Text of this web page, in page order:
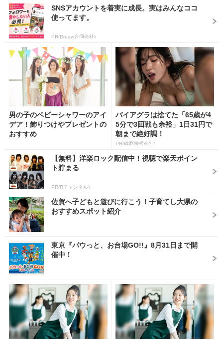
SNSアカウントを着実に成長。実はみんなココ
使ってます。
PR(Dreaw合同会社)
男の子のベビーシャワーのアイ
デア！飾りつけやプレゼントの
おすすめ
バイアグラは捨てた「65歳が4
5分で3回戦も余裕」1日31円で
朝まで絶好調！
PR(健商株式会社)
【無料】洋楽ロック配信中！視聴で楽天ポイン
ト貯まる
PR(Rチャンネル)
佐賀へ子どもと遊びに行こう！子育てし大県の
おすすめスポット紹介
東京『パウっと、お台場GO!!』8月31日まで開
催中！